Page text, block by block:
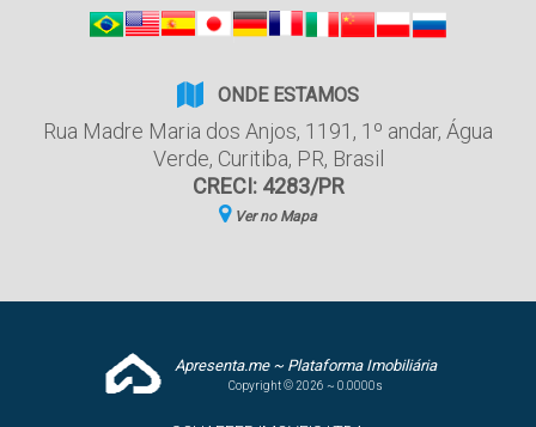
ONDE ESTAMOS
Rua Madre Maria dos Anjos, 1191 , 1º andar, Água
Verde, Curitiba, PR, Brasil
CRECI: 4283/PR
Ver no Mapa
Apresenta.me ~ Plataforma Imobiliária
Copyright © 2026 ~ 0.0000s